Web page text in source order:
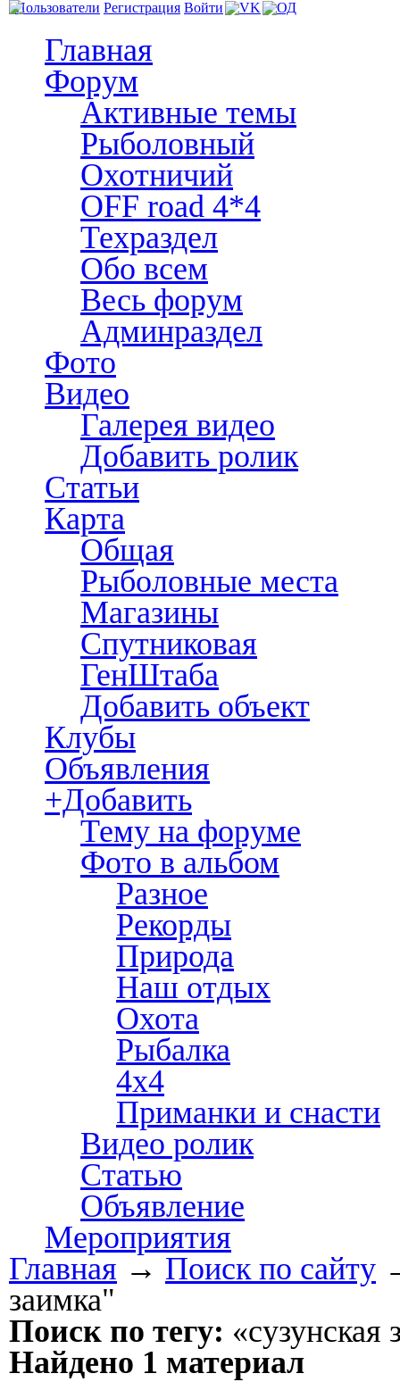
Пользователи Регистрация Войти
Главная
Форум
Активные темы
Рыболовный
Охотничий
OFF road 4*4
Техраздел
Обо всем
Весь форум
Админраздел
Фото
Видео
Галерея видео
Добавить ролик
Статьи
Карта
Общая
Рыболовные места
Магазины
Спутниковая
ГенШтаба
Добавить объект
Клубы
Объявления
+Добавить
Тему на форуме
Фото в альбом
Разное
Рекорды
Природа
Наш отдых
Охота
Рыбалка
4х4
Приманки и снасти
Видео ролик
Статью
Объявление
Мероприятия
Главная → Поиск по сайту
заимка"
Поиск по тегу: «сузунская
Найдено 1 материал